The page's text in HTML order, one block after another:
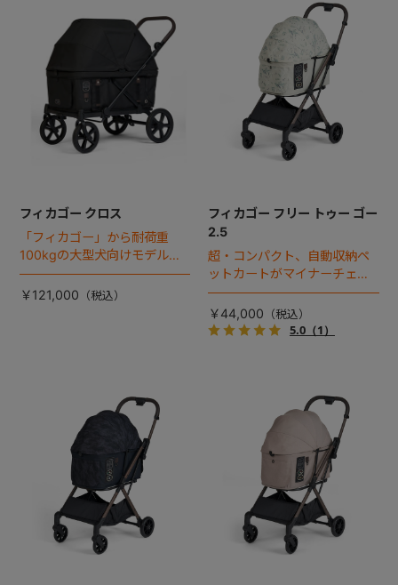
フィカゴー クロス
「フィカゴー」から耐荷重
100kgの大型犬向けモデルが
登場。
￥121,000
フィカゴー フリー トゥー ゴー
2.5
超・コンパクト、自動収納ペ
ットカートがマイナーチェン
ジ！
￥44,000
5.0（1）